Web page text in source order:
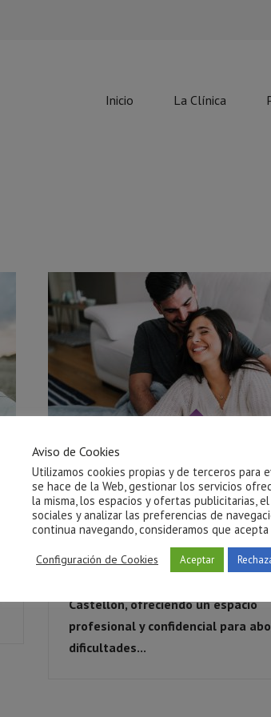
Inicio La Clínica
Psicólogos para terapia sexual en
Blog No Comments
En Clínica Arrels contamos con
Castellón, ofreciendo un espacio
profesional y confidencial para
dificultades...
Aviso de Cookies
Utilizamos cookies propias y de terceros para
se hace de la Web, gestionar los servicios
la misma, los espacios y ofertas publicitarias,
sociales y analizar las preferencias de
continua navegando, consideramos que acepta
Configuración de Cookies Aceptar